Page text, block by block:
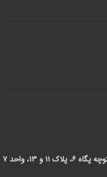
و ۱۳، واحد ۷